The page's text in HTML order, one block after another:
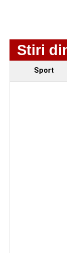
de 66
Fest, la
Stiri
Sport